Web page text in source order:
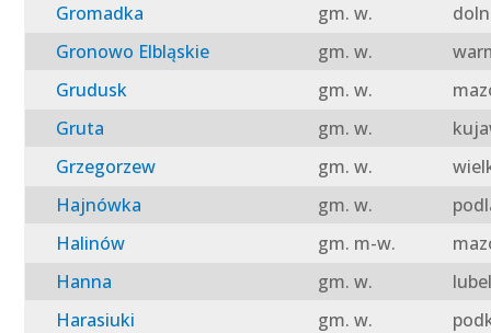
Gromadka
gm. w.
Gronowo Elbląskie
gm. w.
Grudusk
gm. w.
Gruta
gm. w.
Grzegorzew
gm. w.
Hajnówka
gm. w.
Halinów
gm. m-w.
Hanna
gm. w.
Harasiuki
gm. w.